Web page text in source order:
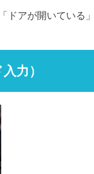
アが開いている
力）